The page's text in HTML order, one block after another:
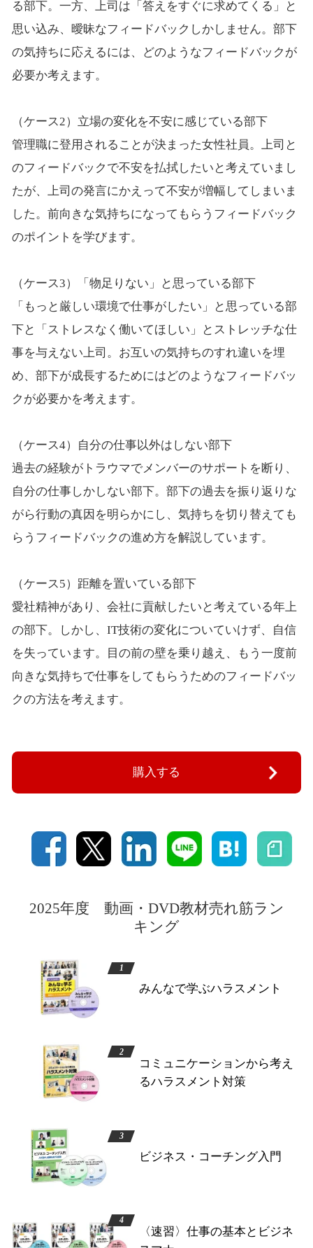
る部下。一方、上司は「答えをすぐに求めてくる」と
思い込み、曖昧なフィードバックしかしません。部下
の気持ちに応えるには、どのようなフィードバックが
必要か考えます。
（ケース2）立場の変化を不安に感じている部下
管理職に登用されることが決まった女性社員。上司と
のフィードバックで不安を払拭したいと考えていまし
たが、上司の発言にかえって不安が増幅してしまいま
した。前向きな気持ちになってもらうフィードバック
のポイントを学びます。
（ケース3）「物足りない」と思っている部下
「もっと厳しい環境で仕事がしたい」と思っている部
下と「ストレスなく働いてほしい」とストレッチな仕
事を与えない上司。お互いの気持ちのすれ違いを埋
め、部下が成長するためにはどのようなフィードバッ
クが必要かを考えます。
（ケース4）自分の仕事以外はしない部下
過去の経験がトラウマでメンバーのサポートを断り、
自分の仕事しかしない部下。部下の過去を振り返りな
がら行動の真因を明らかにし、気持ちを切り替えても
らうフィードバックの進め方を解説しています。
（ケース5）距離を置いている部下
愛社精神があり、会社に貢献したいと考えている年上
の部下。しかし、IT技術の変化についていけず、自信
を失っています。目の前の壁を乗り越え、もう一度前
向きな気持ちで仕事をしてもらうためのフィードバッ
クの方法を考えます。
購入する
2025年度 動画・DVD教材売れ筋ラン
キング
みんなで学ぶハラスメント
コミュニケーションから考え
るハラスメント対策
ビジネス・コーチング入門
〈速習〉仕事の基本とビジネ